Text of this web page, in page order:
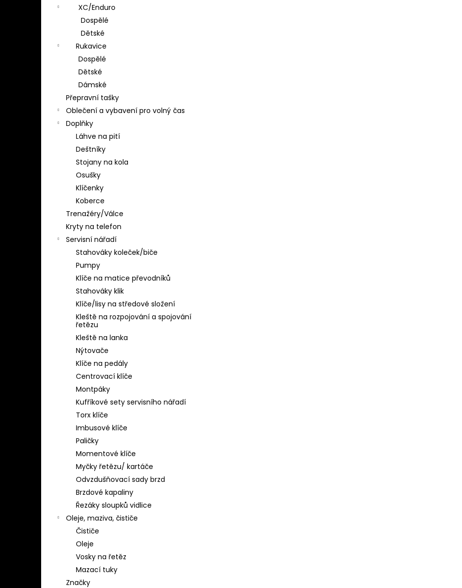
XC/Enduro
Dospělé
Dětské
Rukavice
Dospělé
Dětské
Dámské
Přepravní tašky
Oblečení a vybavení pro volný čas
Doplňky
Láhve na pití
Deštníky
Stojany na kola
Osušky
Klíčenky
Koberce
Trenažéry/Válce
Kryty na telefon
Servisní nářadí
Stahováky koleček/biče
Pumpy
Klíče na matice převodníků
Stahováky klik
Klíče/lisy na středové složení
Kleště na rozpojování a spojování
řetězu
Kleště na lanka
Nýtovače
Klíče na pedály
Centrovací klíče
Montpáky
Kufříkové sety servisního nářadí
Torx klíče
Imbusové klíče
Paličky
Momentové klíče
Myčky řetězu/ kartáče
Odvzdušňovací sady brzd
Brzdové kapaliny
Řezáky sloupků vidlice
Oleje, maziva, čističe
Čističe
Oleje
Vosky na řetěz
Mazací tuky
Značky